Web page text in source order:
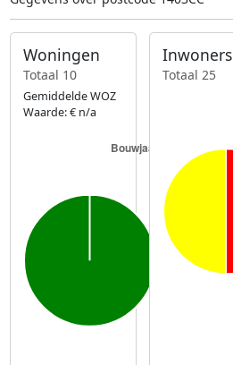
Woningen
Totaal 10
Gemiddelde WOZ
Waarde: € n/a
Inwoners
Totaal 25